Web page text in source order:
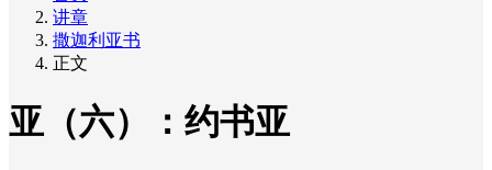
讲章
撒迦利亚书
正文
亚（六）：约书亚